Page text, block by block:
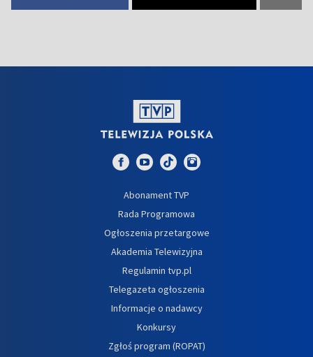
Abonament TVP
Rada Programowa
Ogłoszenia przetargowe
Akademia Telewizyjna
Regulamin tvp.pl
Telegazeta ogłoszenia
Informacje o nadawcy
Konkursy
Zgłoś program (ROPAT)